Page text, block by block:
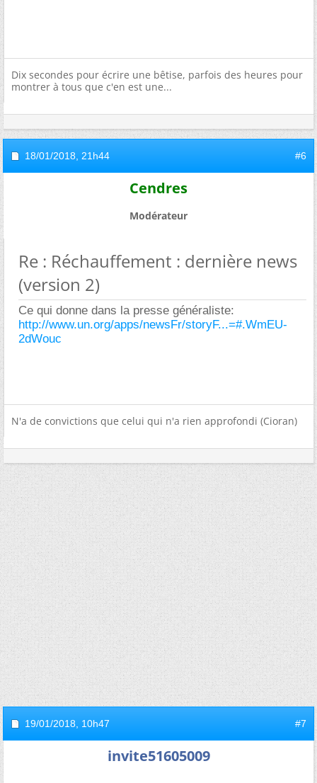
Dix secondes pour écrire une bêtise, parfois des heures pour
montrer à tous que c'en est une...
18/01/2018, 21h44 #6
Cendres
Modérateur
Re : Réchauffement : dernière news
(version 2)
Ce qui donne dans la presse généraliste:
http://www.un.org/apps/newsFr/storyF...=#.WmEU-
2dWouc
N'a de convictions que celui qui n'a rien approfondi (Cioran)
19/01/2018, 10h47 #7
invite51605009